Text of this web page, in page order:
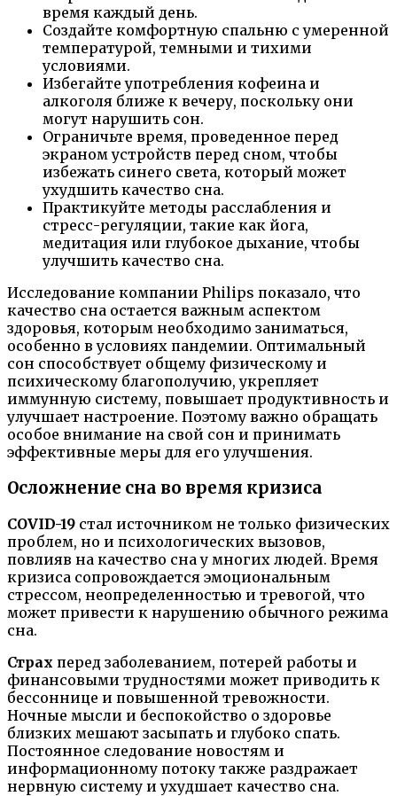
время каждый день.
Создайте комфортную спальню с умеренной
температурой, темными и тихими
условиями.
Избегайте употребления кофеина и
алкоголя ближе к вечеру, поскольку они
могут нарушить сон.
Ограничьте время, проведенное перед
экраном устройств перед сном, чтобы
избежать синего света, который может
ухудшить качество сна.
Практикуйте методы расслабления и
стресс-регуляции, такие как йога,
медитация или глубокое дыхание, чтобы
улучшить качество сна.
Исследование компании Philips показало, что
качество сна остается важным аспектом
здоровья, которым необходимо заниматься,
особенно в условиях пандемии. Оптимальный
сон способствует общему физическому и
психическому благополучию, укрепляет
иммунную систему, повышает продуктивность и
улучшает настроение. Поэтому важно обращать
особое внимание на свой сон и принимать
эффективные меры для его улучшения.
Осложнение сна во время кризиса
COVID-19 стал источником не только физических
проблем, но и психологических вызовов,
повлияв на качество сна у многих людей. Время
кризиса сопровождается эмоциональным
стрессом, неопределенностью и тревогой, что
может привести к нарушению обычного режима
сна.
Страх перед заболеванием, потерей работы и
финансовыми трудностями может приводить к
бессоннице и повышенной тревожности.
Ночные мысли и беспокойство о здоровье
близких мешают засыпать и глубоко спать.
Постоянное следование новостям и
информационному потоку также раздражает
нервную систему и ухудшает качество сна.